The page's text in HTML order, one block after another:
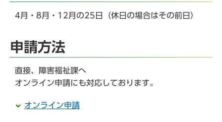
4月・8月・12月の25日（休日の場合はその前日）
申請方法
直接、障害福祉課へ
オンライン申請にも対応しております。
オンライン申請